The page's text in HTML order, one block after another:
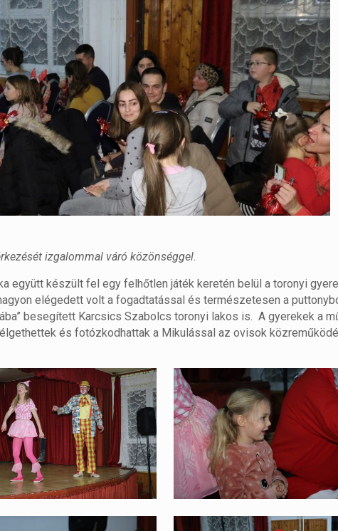
izgalommal váró közönséggel.
együtt készült fel egy felhőtlen játék keretén belül a toronyi
elégedett volt a fogadtatással és természetesen a
besegített Karcsics Szabolcs toronyi lakos is. A gyerekek a
és fotózkodhattak a Mikulással az ovisok